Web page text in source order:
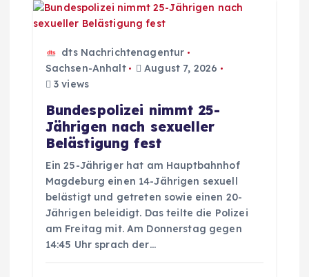
n
dts Nachrichtenagentur
Sachsen-Anhalt
August 7, 2026
3 views
Bundespolizei nimmt 25-
Jährigen nach sexueller
Belästigung fest
Ein 25-Jähriger hat am Hauptbahnhof
Magdeburg einen 14-Jährigen sexuell
belästigt und getreten sowie einen 20-
Jährigen beleidigt. Das teilte die Polizei
am Freitag mit. Am Donnerstag gegen
14:45 Uhr sprach der…